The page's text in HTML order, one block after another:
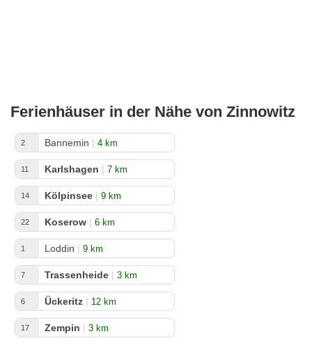
Ferienhäuser in der Nähe von Zinnowitz
2 Bannemin | 4 km
11 Karlshagen | 7 km
14 Kölpinsee | 9 km
22 Koserow | 6 km
1 Loddin | 9 km
7 Trassenheide | 3 km
6 Ückeritz | 12 km
17 Zempin | 3 km